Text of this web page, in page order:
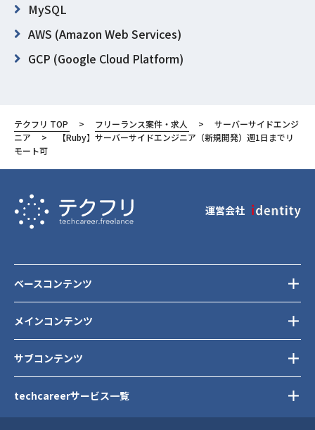
MySQL
AWS (Amazon Web Services)
GCP (Google Cloud Platform)
品川区
テクフリ TOP フリーランス案件・求人
サーバーサイドエンジ
ニア
【Ruby】サーバーサイドエンジニア（新規開発）週1日までリ
モート可
運営会社
メインコンテンツ
サブコンテンツ
ベースコンテンツ
techcareerサービス一覧